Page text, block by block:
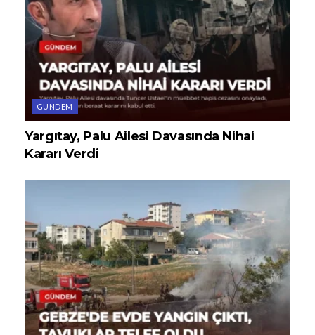
GÜNDEM
Yargıtay, Palu Ailesi Davasında Nihai
Kararı Verdi